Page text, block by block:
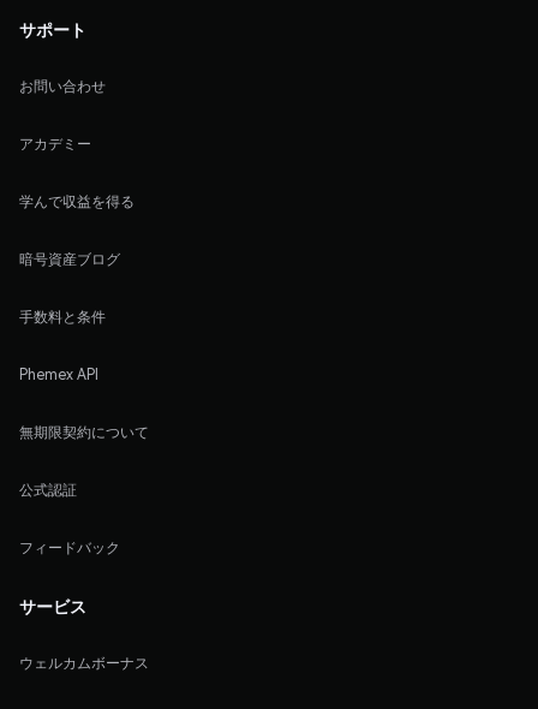
サポート
お問い合わせ
アカデミー
学んで収益を得る
暗号資産ブログ
手数料と条件
Phemex API
無期限契約について
公式認証
フィードバック
サービス
ウェルカムボーナス